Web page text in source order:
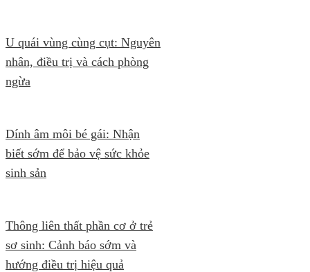
U quái vùng cùng cụt: Nguyên
nhân, điều trị và cách phòng
ngừa
Dính âm môi bé gái: Nhận
biết sớm để bảo vệ sức khỏe
sinh sản
Thông liên thất phần cơ ở trẻ
sơ sinh: Cảnh báo sớm và
hướng điều trị hiệu quả